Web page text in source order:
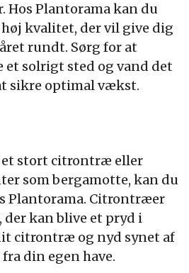
Hos Plantorama kan du
kvalitet, der vil give dig
rundt. Sørg for at
solrigt sted og vand det
sikre optimal vækst.
et stort citrontræ eller
som bergamotte, kan du
Plantorama. Citrontræer
kan blive et pryd i
citrontræ og nyd synet af
din egen have.